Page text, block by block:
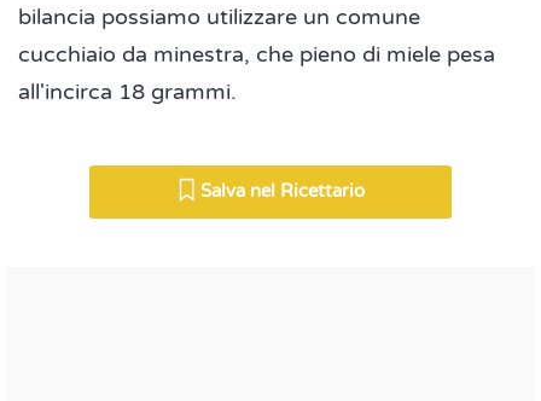
bilancia possiamo utilizzare un comune
cucchiaio da minestra, che pieno di miele pesa
all'incirca 18 grammi.
Salva nel Ricettario